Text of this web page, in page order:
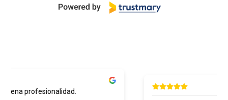
profesionalidad.